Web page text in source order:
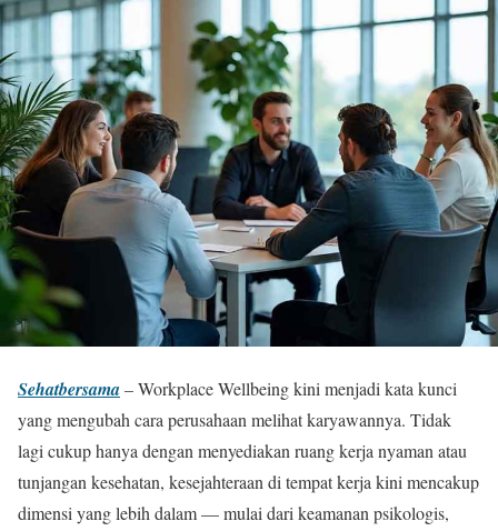
Sehatbersama– Workplace Wellbeing kini menjadi kata kunci
yang mengubah cara perusahaan melihat karyawannya. Tidak
lagi cukup hanya dengan menyediakan ruang kerja nyaman atau
tunjangan kesehatan, kesejahteraan di tempat kerja kini mencakup
dimensi yang lebih dalam — mulai dari keamanan psikologis,